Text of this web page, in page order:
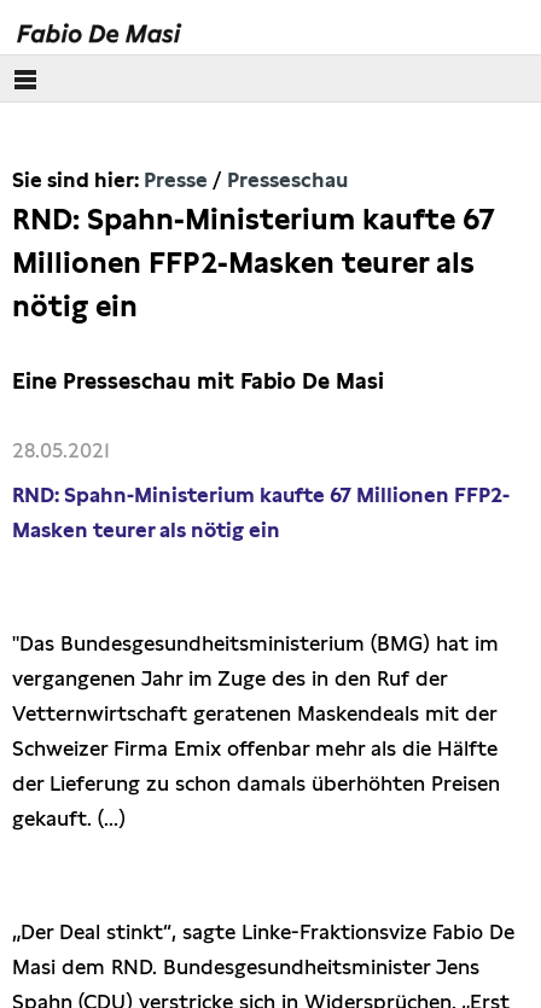
Europäisches Parlament
Themen
Presse
Pressebilder
Artikel
Publikationen
Anfragen (Archivseite)
Sie sind hier: Presse Presseschau
RND: Spahn-Ministerium kaufte 67
Millionen FFP2-Masken teurer als
nötig ein
Eine Presseschau mit Fabio De Masi
28.05.2021
RND: Spahn-Ministerium kaufte 67 Millionen FFP2-
Masken teurer als nötig ein
"Das Bundesgesundheitsministerium (BMG) hat im
vergangenen Jahr im Zuge des in den Ruf der
Vetternwirtschaft geratenen Maskendeals mit der
Schweizer Firma Emix offenbar mehr als die Hälfte
der Lieferung zu schon damals überhöhten Preisen
gekauft. (...)
„Der Deal stinkt“, sagte Linke-Fraktionsvize Fabio De
Masi dem RND. Bundesgesundheitsminister Jens
Spahn (CDU) verstricke sich in Widersprüchen. „Erst